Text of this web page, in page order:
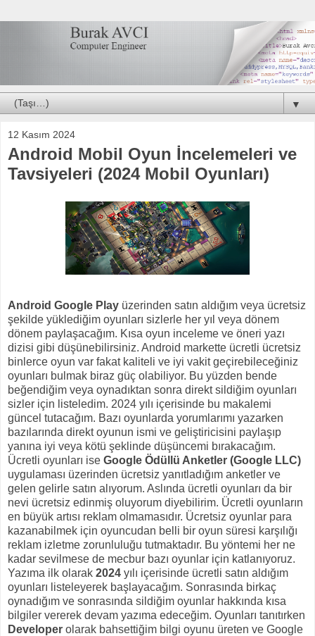
▼
12 Kasım 2024
Android Mobil Oyun İncelemeleri ve
Tavsiyeleri (2024 Mobil Oyunları)
Android Google Play üzerinden satın aldığım veya ücretsiz
şekilde yüklediğim oyunları sizlerle her yıl veya dönem
dönem paylaşacağım. Kısa oyun inceleme ve öneri yazı
dizisi gibi düşünebilirsiniz. Android markette ücretli ücretsiz
binlerce oyun var fakat kaliteli ve iyi vakit geçirebileceğiniz
oyunları bulmak biraz güç olabiliyor. Bu yüzden bende
beğendiğim veya oynadıktan sonra direkt sildiğim oyunları
sizler için listeledim. 2024 yılı içerisinde bu makalemi
güncel tutacağım. Bazı oyunlarda yorumlarımı yazarken
bazılarında direkt oyunun ismi ve geliştiricisini paylaşıp
yanına iyi veya kötü şeklinde düşüncemi bırakacağım.
Ücretli oyunları ise Google Ödüllü Anketler (Google LLC)
uygulaması üzerinden ücretsiz yanıtladığım anketler ve
gelen gelirle satın alıyorum. Aslında ücretli oyunları da bir
nevi ücretsiz edinmiş oluyorum diyebilirim. Ücretli oyunların
en büyük artısı reklam olmamasıdır. Ücretsiz oyunlar para
kazanabilmek için oyuncudan belli bir oyun süresi karşılığı
reklam izletme zorunluluğu tutmaktadır. Bu yöntemi her ne
kadar sevilmese de mecbur bazı oyunlar için katlanıyoruz.
Yazıma ilk olarak 2024 yılı içerisinde ücretli satın aldığım
oyunları listeleyerek başlayacağım. Sonrasında birkaç
oynadığım ve sonrasında sildiğim oyunlar hakkında kısa
bilgiler vererek devam yazıma edeceğim. Oyunları tanıtırken
Developer olarak bahsettiğim bilgi oyunu üreten ve Google